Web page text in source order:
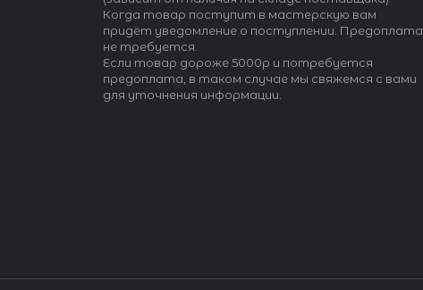
Когда товар поступит в мастерскую вам
придёт уведомление о поступлении. Предоплата
не требуется.
Если товар дороже 5000р и потребуется
предоплата, в таком случае мы свяжемся с вами
для уточнения информации.